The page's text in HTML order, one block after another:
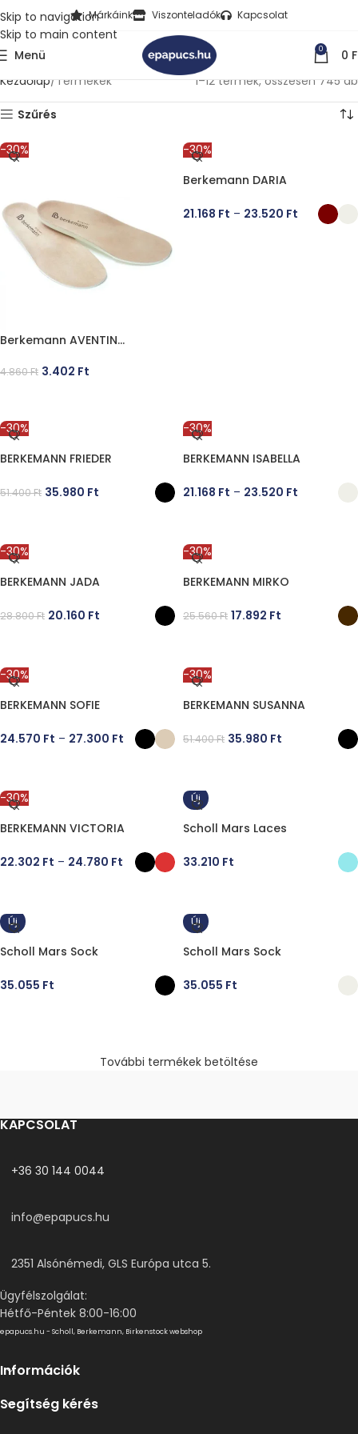
Skip to navigation
Skip to main content
Márkáink Viszonteladók Kapcsolat
Menü 0 0
Kezdőlap Termékek 1–12 termék, összesen 745 db
Szűrés
-30%
Berkemann AVENTIN
4.860Ft 3.402 Ft
-30%
Berkemann DARIA
21.168 Ft – 23.520 Ft
-30%
BERKEMANN FRIEDER
51.400Ft 35.980 Ft
-30%
BERKEMANN ISABELLA
21.168 Ft – 23.520 Ft
-30%
BERKEMANN JADA
28.800Ft 20.160 Ft
-30%
BERKEMANN MIRKO
25.560Ft 17.892 Ft
-30%
BERKEMANN SOFIE
24.570 Ft – 27.300 Ft
-30%
BERKEMANN SUSANNA
51.400Ft 35.980 Ft
-30%
BERKEMANN VICTORIA
22.302 Ft – 24.780 Ft
Új
Scholl Mars Laces
33.210 Ft
Új
Scholl Mars Sock
35.055 Ft
Új
Scholl Mars Sock
35.055 Ft
További termékek betöltése
KAPCSOLAT
+36 30 144 0044
info@epapucs.hu
2351 Alsónémedi, GLS Európa utca 5.
Ügyfélszolgálat:
Hétfő-Péntek 8:00-16:00
epapucs.hu - Scholl, Berkemann, Birkenstock webshop
Információk
Segítség kérés